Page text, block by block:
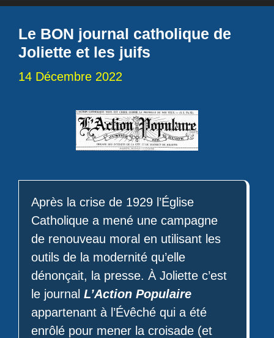
Le BON journal catholique de
Joliette et les juifs
14 Décembre 2022
Après la crise de 1929 l’Église
Catholique a mené une campagne
de renouveau moral en utilisant les
outils de la modernité qu’elle
dénonçait, la presse. À Joliette c’est
le journal L’Action Populaire
appartenant à l’Évêché qui a été
enrôlé pour mener la croisade (et